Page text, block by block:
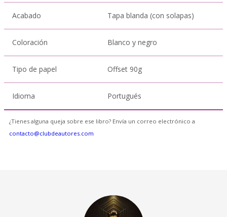
Acabado Tapa blanda (con solapas)
Coloración Blanco y negro
Tipo de papel Offset 90g
Idioma Portugués
¿Tienes alguna queja sobre ese libro? Envía un correo electrónico a
contacto@clubdeautores.com